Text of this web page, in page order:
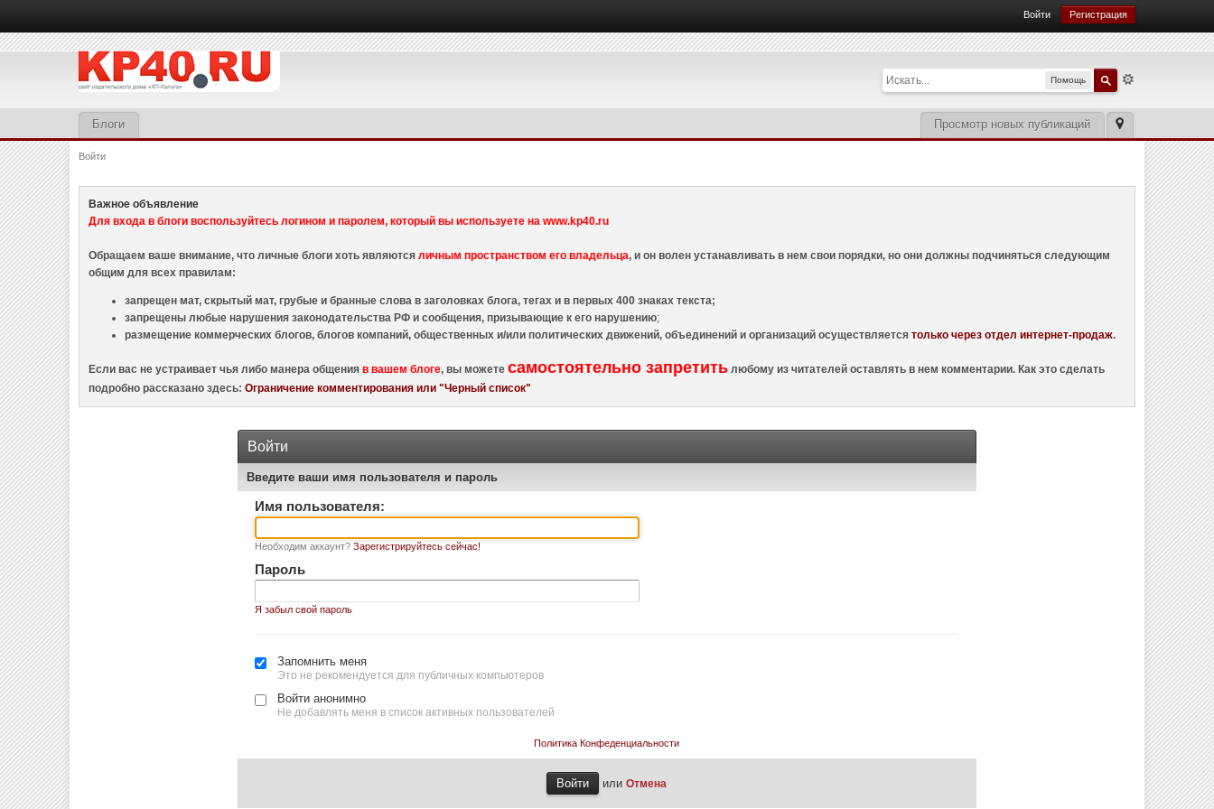
Войти Регистрация
Помощь
Просмотр новых публикаций
Блоги
Войти
Важное объявление
Для входа в блоги воспользуйтесь логином и паролем, который вы используете на www.kp40.ru
Обращаем ваше внимание, что личные блоги хоть являютсяличным пространством его владельца, и он волен устанавливать в нем свои порядки, но они должны подчиняться следующим
общим для всех правилам:
запрещен мат, скрытый мат, грубые и бранные слова в заголовках блога, тегах и в первых 400 знаках текста;
запрещены любые нарушения законодательства РФ и сообщения, призывающие к его нарушению;
размещение коммерческих блогов, блогов компаний, общественных и/или политических движений, объединений и организаций осуществляетсятолько через отдел интернет-продаж.
Если вас не устраивает чья либо манера общенияв вашем блоге, вы можетесамостоятельно запретить любому из читателей оставлять в нем комментарии. Как это сделать
подробно рассказано здесь:Ограничение комментирования или "Черный список"
Войти
Введите ваши имя пользователя и пароль
Имя пользователя:
Необходим аккаунт? Зарегистрируйтесь сейчас!
Пароль
Я забыл свой пароль
Запомнить меня
Это не рекомендуется для публичных компьютеров
Войти анонимно
Не добавлять меня в список активных пользователей
Политика Конфеденциальности
илиОтмена